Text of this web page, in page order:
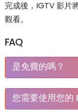
完成後，IGTV 影片
觀看。
FAQ
是免費的嗎？
它總是免費的。
展。
您需要使用您